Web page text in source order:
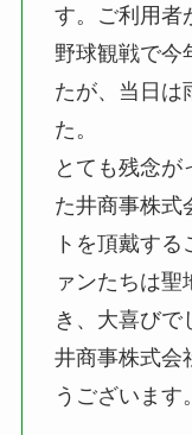
す。ご利用者
野球観戦で今
たが、当日は
た。
とても残念が
た井商事株式
トを頂戴す
ァンたちは
き、大喜びで
井商事株式会
うございます。